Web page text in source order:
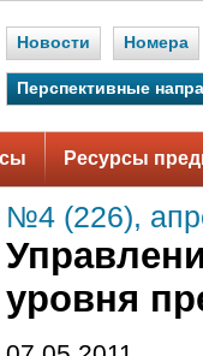
Новости Номера
Перспективные
Ресурсы
№4 (226),
уровня